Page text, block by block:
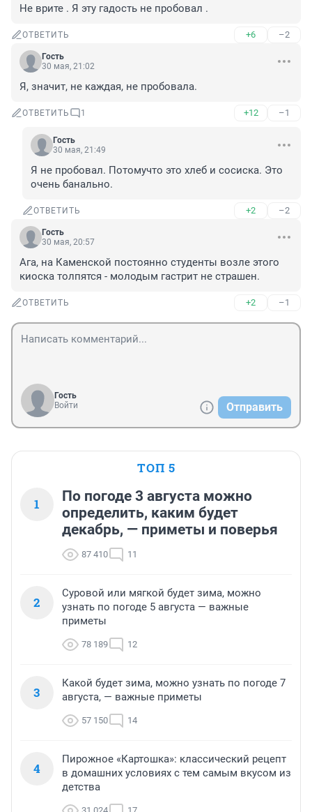
Не врите . Я эту гадость не пробовал .
ОТВЕТИТЬ +6 –2
Гость
30 мая, 21:02
Я, значит, не каждая, не пробовала.
ОТВЕТИТЬ 1 +12 –1
Гость
30 мая, 21:49
Я не пробовал. Потомучто это хлеб и сосиска. Это
очень банально.
ОТВЕТИТЬ +2 –2
Гость
30 мая, 20:57
Ага, на Каменской постоянно студенты возле этого
киоска толпятся - молодым гастрит не страшен.
ОТВЕТИТЬ +2 –1
Гость
Войти
Отправить
ТОП 5
1
По погоде 3 августа можно
определить, каким будет
декабрь, — приметы и поверья
87 410 11
2
Суровой или мягкой будет зима, можно
узнать по погоде 5 августа — важные
приметы
78 189 12
3
Какой будет зима, можно узнать по погоде 7
августа, — важные приметы
57 150 14
4
Пирожное «Картошка»: классический рецепт
в домашних условиях с тем самым вкусом из
детства